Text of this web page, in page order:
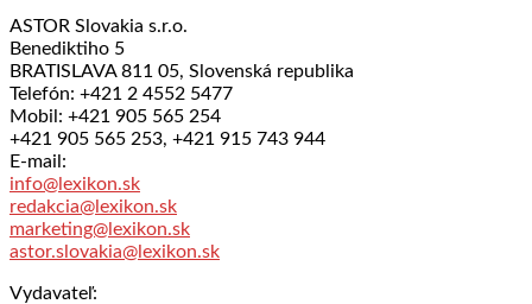
ASTOR Slovakia s.r.o.
Benediktiho 5
BRATISLAVA 811 05, Slovenská republika
Telefón: +421 2 4552 5477
Mobil: +421 905 565 254
+421 905 565 253, +421 915 743 944
E-mail:
info@lexikon.sk
redakcia@lexikon.sk
marketing@lexikon.sk
astor.slovakia@lexikon.sk
Vydavateľ: